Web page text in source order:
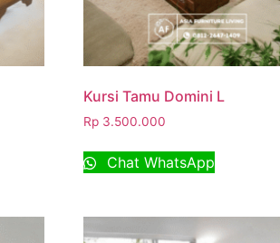
Kursi Tamu Domini L
Rp 3.500.000
Chat WhatsApp